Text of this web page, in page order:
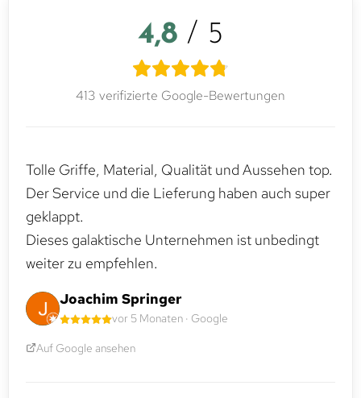
4,8 / 5
413 verifizierte Google-Bewertungen
Tolle Griffe, Material, Qualität und Aussehen top.
Der Service und die Lieferung haben auch super
geklappt.
Dieses galaktische Unternehmen ist unbedingt
weiter zu empfehlen.
Joachim Springer
vor 5 Monaten · Google
Auf Google ansehen